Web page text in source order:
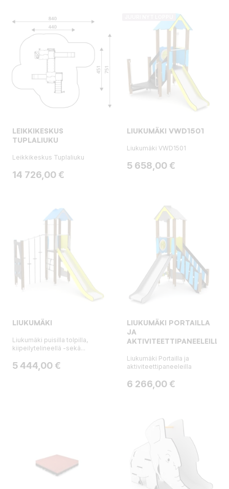
LEIKKIKESKUS
TUPLALIUKU
Leikkikeskus Tuplaliuku
Hinta
14 726,00 €
LIUKUMÄKI VWD1501
Liukumäki VWD1501
Hinta
5 658,00 €
LIUKUMÄKI
Liukumäki puisilla tolpilla,
kiipeilytelineellä -sekä...
Hinta
5 444,00 €
LIUKUMÄKI PORTAILLA
JA
AKTIVITEETTIPANEELEILLA
Liukumäki Portailla ja
aktiviteettipaneeleilla
Hinta
6 266,00 €